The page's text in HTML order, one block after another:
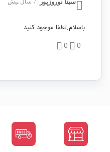
سینا نوروزپور
باسلام.لطفا موجود کنید
0
0